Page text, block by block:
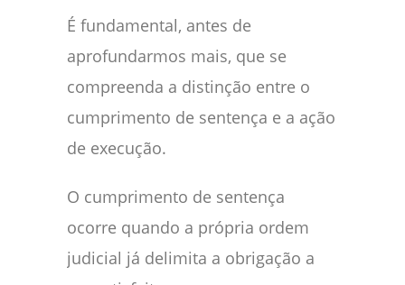
É fundamental, antes de
aprofundarmos mais, que se
compreenda a distinção entre o
cumprimento de sentença e a ação
de execução.
O cumprimento de sentença
ocorre quando a própria ordem
judicial já delimita a obrigação a